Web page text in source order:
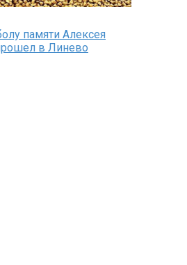
памяти Алексея
в Линево